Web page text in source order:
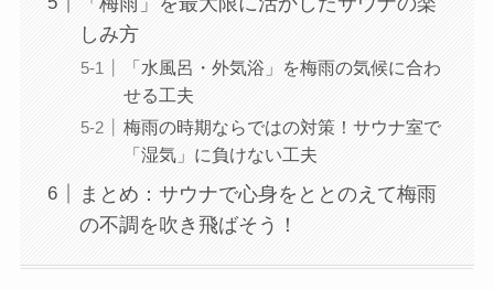
しみ方
「水風呂・外気浴」を梅雨の気候に合わ
せる工夫
梅雨の時期ならではの対策！サウナ室で
「湿気」に負けない工夫
まとめ：サウナで心身をととのえて梅雨
の不調を吹き飛ばそう！